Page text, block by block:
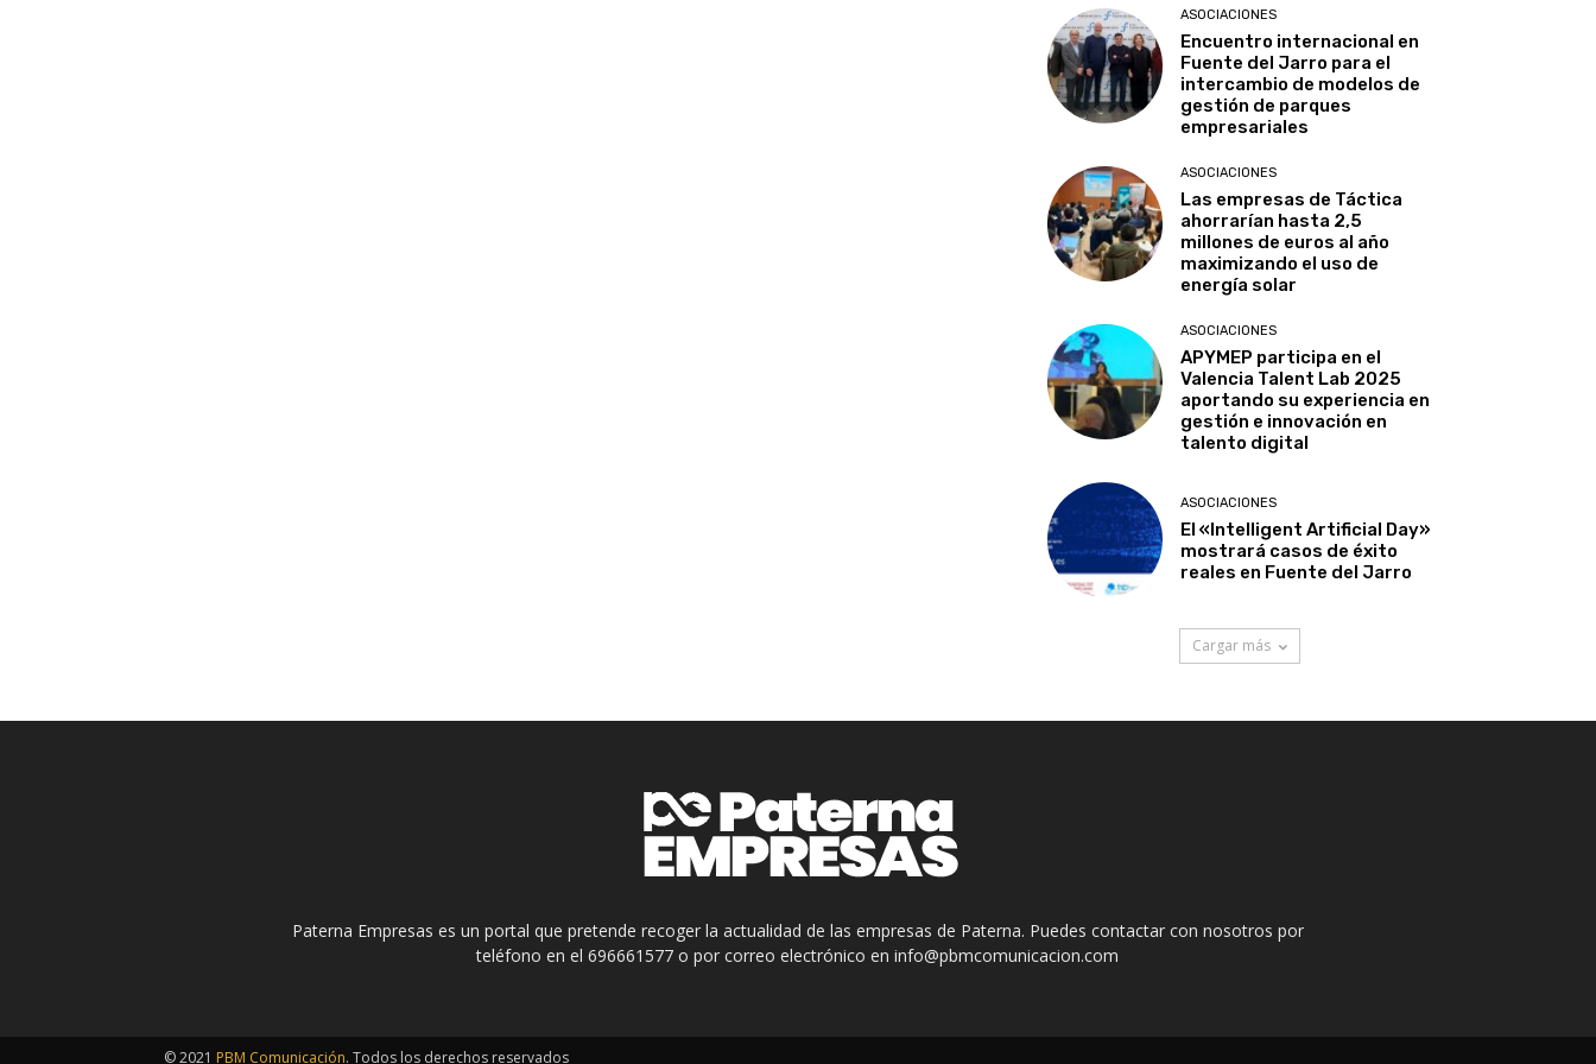
ASOCIACIONES
Encuentro internacional en
Fuente del Jarro para el
intercambio de modelos de
gestión de parques
empresariales
ASOCIACIONES
Las empresas de Táctica
ahorrarían hasta 2,5
millones de euros al año
maximizando el uso de
energía solar
ASOCIACIONES
APYMEP participa en el
Valencia Talent Lab 2025
aportando su experiencia en
gestión e innovación en
talento digital
ASOCIACIONES
El «Intelligent Artificial Day»
mostrará casos de éxito
reales en Fuente del Jarro
Cargar más
Paterna Empresas es un portal que pretende recoger la actualidad de las empresas de Paterna. Puedes contactar con nosotros por
teléfono en el 696661577 o por correo electrónico en info@pbmcomunicacion.com
© 2021 PBM Comunicación. Todos los derechos reservados